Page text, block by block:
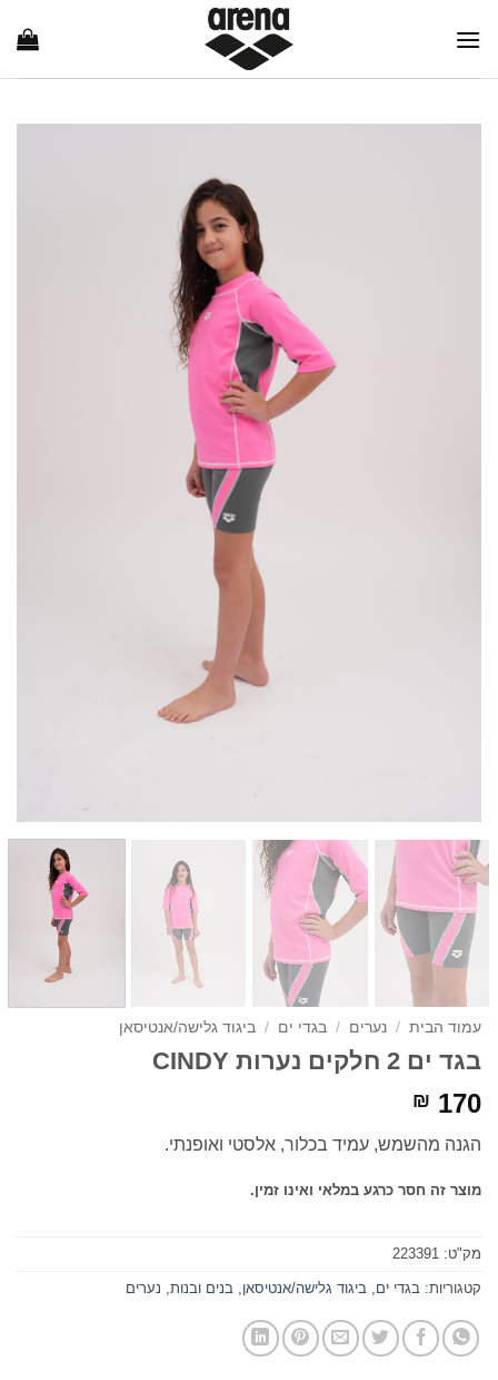
עמוד הבית / נערים / בגדי ים / ביגוד גלישה/אנטיסאן
בגד ים 2 חלקים נערות CINDY
₪ 170
הגנה מהשמש, עמיד בכלור, אלסטי ואופנתי.
מוצר זה חסר כרגע במלאי ואינו זמין.
מק"ט: 223391
קטגוריות: בגדי ים, ביגוד גלישה/אנטיסאן, בנים ובנות, נערים